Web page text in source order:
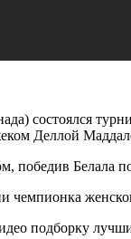
состоялся
Деллой
победив Белала
чемпионка
подборку